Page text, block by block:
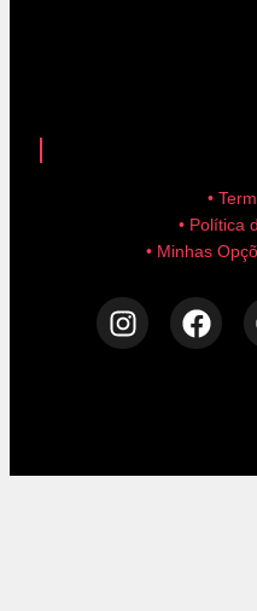
•
• Política
• Minhas